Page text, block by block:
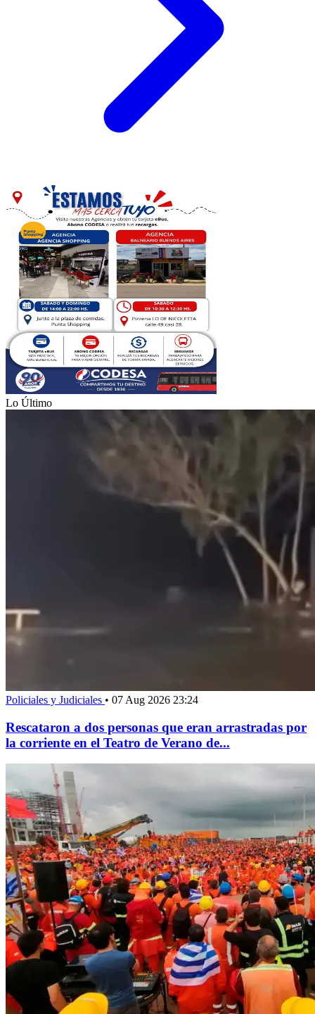
Lo Último
Policiales y Judiciales • 07 Aug 2026 23:24
Rescataron a dos personas que eran arrastradas por
la corriente en el Teatro de Verano de...